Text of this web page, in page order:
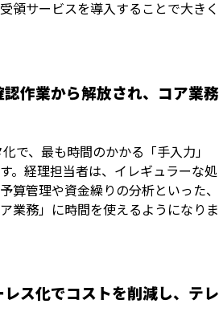
領サービスを導入することで大きく
作業から解放され、コア業務
で、最も時間のかかる「手入力」
。経理担当者は、イレギュラーな処
算管理や資金繰りの分析といった、
業務」に時間を使えるようになりま
ス化でコストを削減し、テレ